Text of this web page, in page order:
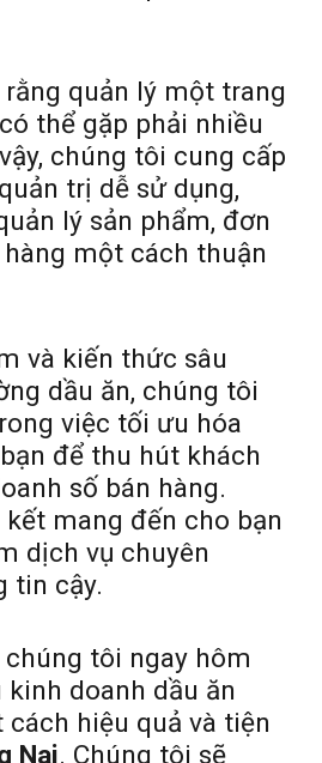
quản lý một trang
thể gặp phải nhiều
chúng tôi cung cấp
trị dễ sử dụng,
lý sản phẩm, đơn
một cách thuận
và kiến thức sâu
dầu ăn, chúng tôi
việc tối ưu hóa
để thu hút khách
số bán hàng.
mang đến cho bạn
dịch vụ chuyên
tin cậy.
chúng tôi ngay hôm
kinh doanh dầu ăn
hiệu quả và tiện
Nai. Chúng tôi sẽ